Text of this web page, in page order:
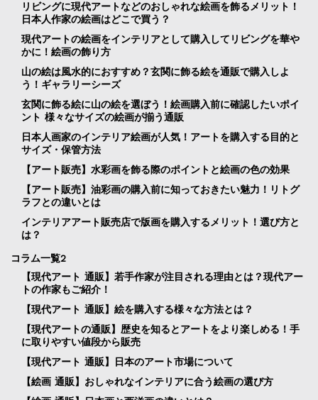
リビングに現代アートなどのおしゃれな絵画を飾るメリット！
日本人作家の絵画はどこで買う？
現代アートの絵画をインテリアとして購入してリビングを華や
かに！絵画の飾り方
山の絵は風水的におすすめ？玄関に飾る絵を通販で購入しよ
う！ギャラリーシーズ
玄関に飾る絵に山の絵を選ぼう！絵画購入前に確認したいポイ
ント 様々なサイズの絵画が揃う通販
日本人画家のインテリア絵画が人気！アートを購入する目的と
サイズ・保管方法
【アート販売】水彩画を飾る際のポイントと絵画の色の効果
【アート販売】油彩画の購入前に知っておきたい魅力！リトグ
ラフとの違いとは
インテリアアート販売店で版画を購入するメリット！選び方と
は？
コラム一覧2
【現代アート 通販】若手作家が注目される理由とは？現代アー
トの作家もご紹介！
【現代アート 通販】絵を購入する様々な方法とは？
【現代アートの通販】歴史を知るとアートをより楽しめる！手
に取りやすい値段から販売
【現代アート 通販】日本のアート市場について
【絵画 通販】おしゃれなインテリアに合う絵画の選び方